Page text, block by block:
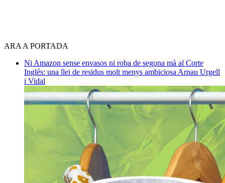
ARA A PORTADA
Ni Amazon sense envasos ni roba de segona mà al Corte
Inglés: una llei de residus molt menys ambiciosa Arnau Urgell
i Vidal